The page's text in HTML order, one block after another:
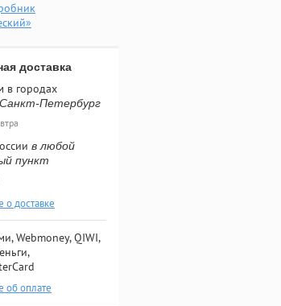
доставка
в городах
Петербург
в любой
пункт
о доставке
Webmoney, QIWI,
об оплате